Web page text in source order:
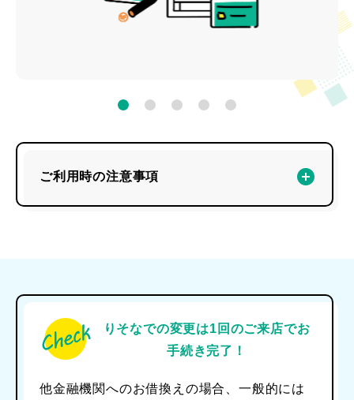
ご利用時の注意事項
りそなでの変更は1回のご来店でお
手続き完了！
他金融機関へのお借換えの場合、一般的には